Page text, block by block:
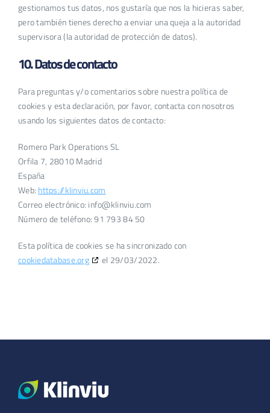
gestionamos tus datos, nos gustaría que nos la hicieras saber,
pero también tienes derecho a enviar una queja a la autoridad
supervisora (la autoridad de protección de datos).
10. Datos de contacto
Para preguntas y/o comentarios sobre nuestra política de
cookies y esta declaración, por favor, contacta con nosotros
usando los siguientes datos de contacto:
Romero Park Operations SL
Orfila 7, 28010 Madrid
España
Web: https://klinviu.com
Correo electrónico: info@klinviu.com
Número de teléfono: 91 793 84 50
Esta política de cookies se ha sincronizado con
cookiedatabase.org
el 29/03/2022.